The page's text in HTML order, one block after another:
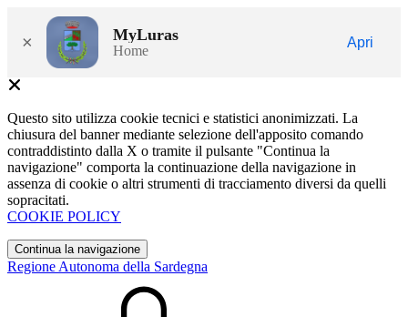
× MyLuras
Home
Apri
Questo sito utilizza cookie tecnici e statistici anonimizzati. La
chiusura del banner mediante selezione dell'apposito comando
contraddistinto dalla X o tramite il pulsante "Continua la
navigazione" comporta la continuazione della navigazione in
assenza di cookie o altri strumenti di tracciamento diversi da quelli
sopracitati.
COOKIE POLICY
Continua la navigazione
Regione Autonoma della Sardegna